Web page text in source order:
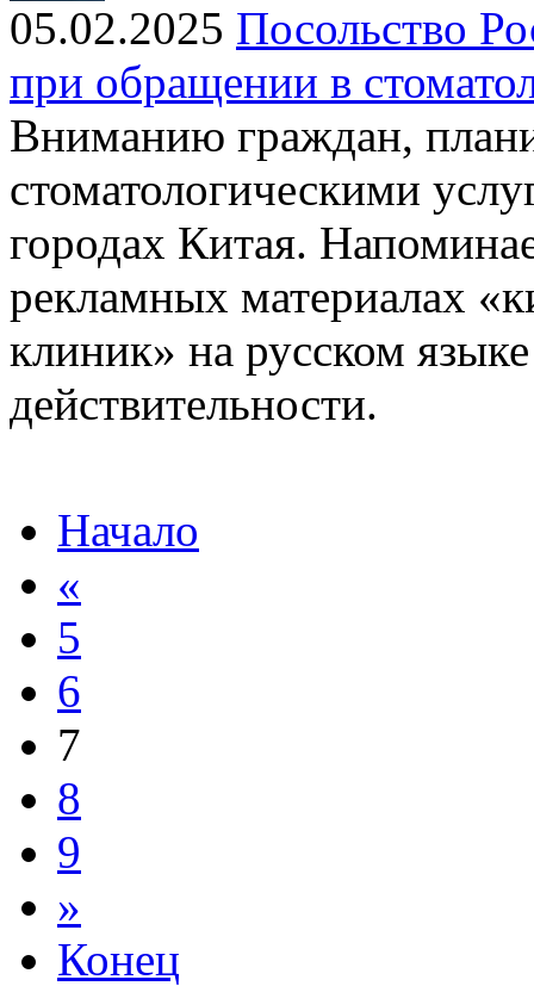
05.02.2025 Посольство
при обращении в
Вниманию граждан,
стоматологическими
городах Китая.
рекламных материалах
клиник» на русском
действительности.
Начало
«
5
6
7
8
9
»
Конец